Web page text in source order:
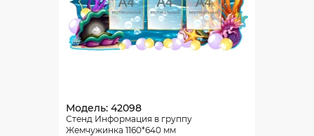
Модель: 42098
Стенд Информация в группу
Жемчужинка 1160*640 мм